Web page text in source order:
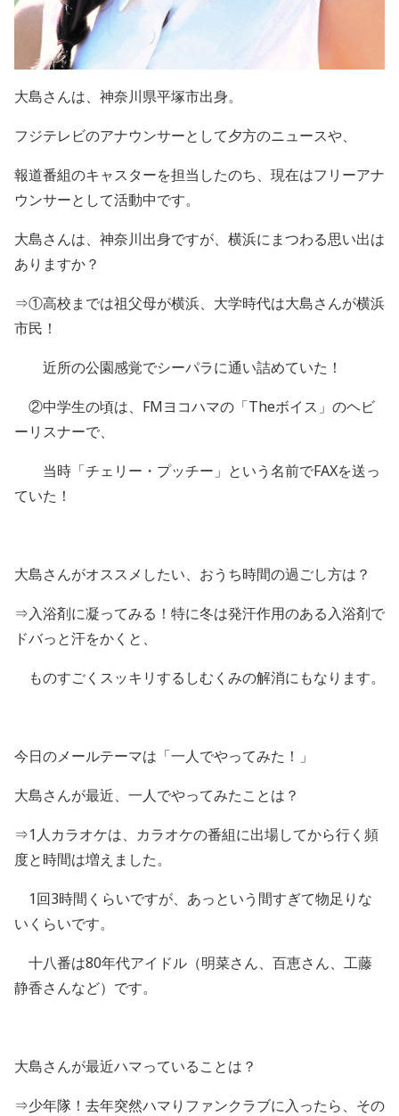
大島さんは、神奈川県平塚市出身。
フジテレビのアナウンサーとして夕方のニュースや、
報道番組のキャスターを担当したのち、現在はフリーアナ
ウンサーとして活動中です。
大島さんは、神奈川出身ですが、横浜にまつわる思い出は
ありますか？
⇒①高校までは祖父母が横浜、大学時代は大島さんが横浜
市民！
近所の公園感覚でシーパラに通い詰めていた！
②中学生の頃は、 FMヨコハマの「Theボイス」のヘビ
ーリスナーで、
当時「チェリー・プッチー」という名前でFAXを送っ
ていた！
大島さんがオススメしたい、おうち時間の過ごし方は？
⇒入浴剤に凝ってみる！特に冬は発汗作用のある入浴剤で
ドバっと汗をかくと、
ものすごくスッキリするしむくみの解消にもなります。
今日のメールテーマは「一人でやってみた！」
大島さんが最近、一人でやってみたことは？
⇒1人カラオケは、カラオケの番組に出場してから行く頻
度と時間は増えました。
1回3時間くらいですが、あっという間すぎて物足りな
いくらいです。
十八番は80年代アイドル（明菜さん、百恵さん、工藤
静香さんなど）です。
大島さんが最近ハマっていることは？
⇒少年隊！去年突然ハマりファンクラブに入ったら、その